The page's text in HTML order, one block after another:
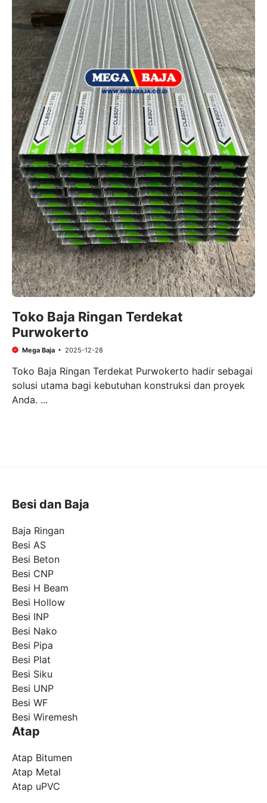
Toko Baja Ringan Terdekat
Purwokerto
Mega Baja 2025-12-28
Toko Baja Ringan Terdekat Purwokerto hadir sebagai
solusi utama bagi kebutuhan konstruksi dan proyek
Anda. ...
Besi dan Baja
Baja Ringan
Besi AS
Besi Beton
Besi CNP
Besi H Beam
Besi Hollow
Besi INP
Besi Nako
Besi Pipa
Besi Plat
Besi Siku
Besi UNP
Besi WF
Besi Wiremesh
Atap
Atap Bitumen
Atap Metal
Atap uPVC